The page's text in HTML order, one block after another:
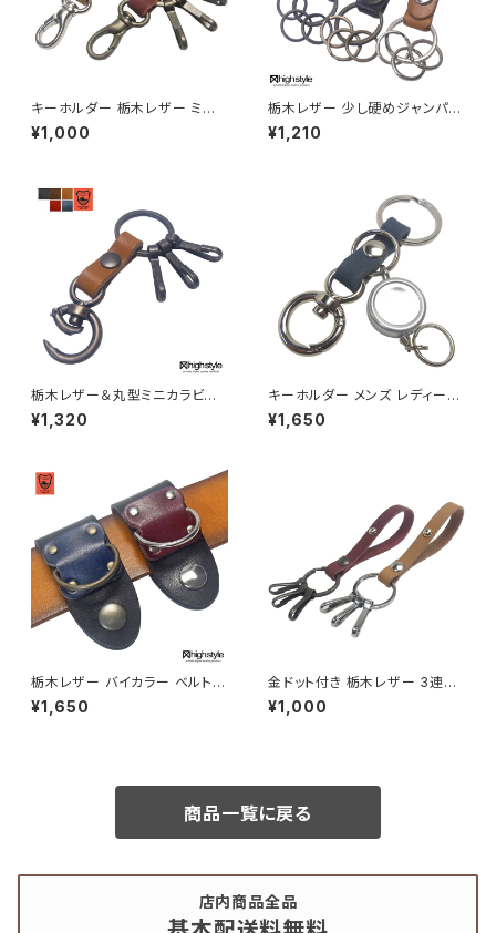
キーホルダー 栃木レザー ミニ
ナスカン 3連フック キーホルダ
ー highstyle ハイスタイル hs
¥1,000
栃木レザー 少し硬めジャンパー
ホックボタン 二重リング×3 ベ
ルトループキーホルダー hs-ya
¥1,210
栃木レザー＆丸型ミニカラビナ
アンティークカラー 3連キーフッ
ク キーホルダー hs-yam-767
¥1,320
キーホルダー メンズ レディース
日本製 栃木レザー＆ミニ丸カラ
ビナ＆リールキー キーホルダー
¥1,650
栃木レザー バイカラー ベルトル
ープキーホルダー Dカンタイプ
ビートルタイプ hs-kit-1031xb
¥1,650
金ドット付き 栃木レザー 3連フ
ック レザーリング キーホルダー
highstyle ハイスタイル hs-ya
¥1,000
商品一覧に戻る
店内商品全品